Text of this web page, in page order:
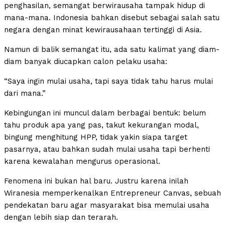
penghasilan, semangat berwirausaha tampak hidup di
mana-mana. Indonesia bahkan disebut sebagai salah satu
negara dengan minat kewirausahaan tertinggi di Asia.
Namun di balik semangat itu, ada satu kalimat yang diam-
diam banyak diucapkan calon pelaku usaha:
“Saya ingin mulai usaha, tapi saya tidak tahu harus mulai
dari mana.”
Kebingungan ini muncul dalam berbagai bentuk: belum
tahu produk apa yang pas, takut kekurangan modal,
bingung menghitung HPP, tidak yakin siapa target
pasarnya, atau bahkan sudah mulai usaha tapi berhenti
karena kewalahan mengurus operasional.
Fenomena ini bukan hal baru. Justru karena inilah
Wiranesia memperkenalkan Entrepreneur Canvas, sebuah
pendekatan baru agar masyarakat bisa memulai usaha
dengan lebih siap dan terarah.